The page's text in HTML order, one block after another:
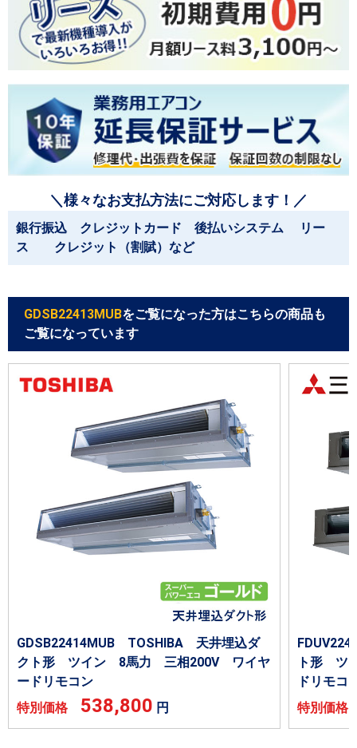
＼様々なお支払方法にご対応します！／
銀行振込 クレジットカード 後払いシステム リー
ス クレジット（割賦）など
GDSB22413MUBをご覧になった方はこちらの商品も
ご覧になっています
GDSB22414MUB TOSHIBA 天井埋込ダ
クト形 ツイン 8馬力 三相200V ワイヤ
ードリモコン
特別価格 538,800 円
ト形 ツ
ドリモコ
特別価